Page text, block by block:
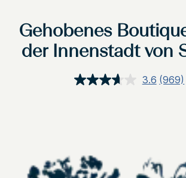
Gehobenes
der Innenstadt von
3.6 969
(969)